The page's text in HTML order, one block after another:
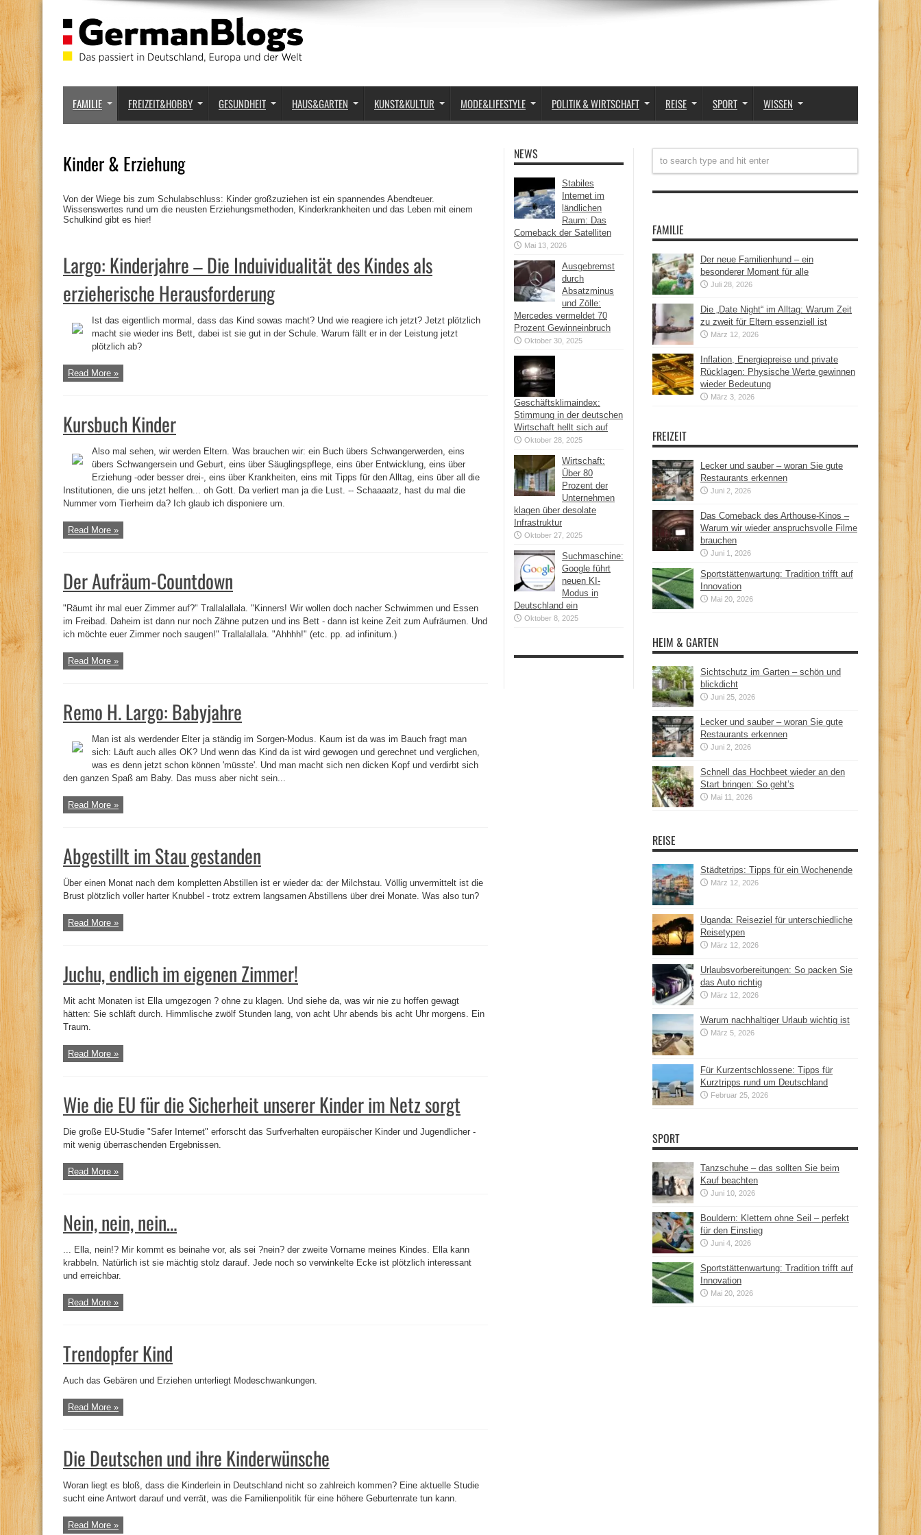
FAMILIE FREIZEIT&HOBBY GESUNDHEIT HAUS&GARTEN KUNST&KULTUR MODE&LIFESTYLE POLITIK & WIRTSCHAFT REISE SPORT WISSEN
Kinder & Erziehung
Von der Wiege bis zum Schulabschluss: Kinder großzuziehen ist ein spannendes Abendteuer.
Wissenswertes rund um die neusten Erziehungsmethoden, Kinderkrankheiten und das Leben mit einem
Schulkind gibt es hier!
Largo: Kinderjahre – Die Induividualität des Kindes als
erzieherische Herausforderung
Ist das eigentlich mormal, dass das Kind sowas macht? Und wie reagiere ich jetzt? Jetzt plötzlich
macht sie wieder ins Bett, dabei ist sie gut in der Schule. Warum fällt er in der Leistung jetzt
plötzlich ab?
Read More »
Kursbuch Kinder
Also mal sehen, wir werden Eltern. Was brauchen wir: ein Buch übers Schwangerwerden, eins
übers Schwangersein und Geburt, eins über Säuglingspflege, eins über Entwicklung, eins über
Erziehung -oder besser drei-, eins über Krankheiten, eins mit Tipps für den Alltag, eins über all die
Institutionen, die uns jetzt helfen... oh Gott. Da verliert man ja die Lust. -- Schaaaatz, hast du mal die
Nummer vom Tierheim da? Ich glaub ich disponiere um.
Read More »
Der Aufräum-Countdown
"Räumt ihr mal euer Zimmer auf?" Trallalallala. "Kinners! Wir wollen doch nacher Schwimmen und Essen
im Freibad. Daheim ist dann nur noch Zähne putzen und ins Bett - dann ist keine Zeit zum Aufräumen. Und
ich möchte euer Zimmer noch saugen!" Trallalallala. "Ahhhh!" (etc. pp. ad infinitum.)
Read More »
Remo H. Largo: Babyjahre
Man ist als werdender Elter ja ständig im Sorgen-Modus. Kaum ist da was im Bauch fragt man
sich: Läuft auch alles OK? Und wenn das Kind da ist wird gewogen und gerechnet und verglichen,
was es denn jetzt schon können 'müsste'. Und man macht sich nen dicken Kopf und verdirbt sich
den ganzen Spaß am Baby. Das muss aber nicht sein...
Read More »
Abgestillt im Stau gestanden
Über einen Monat nach dem kompletten Abstillen ist er wieder da: der Milchstau. Völlig unvermittelt ist die
Brust plötzlich voller harter Knubbel - trotz extrem langsamen Abstillens über drei Monate. Was also tun?
Read More »
Juchu, endlich im eigenen Zimmer!
Mit acht Monaten ist Ella umgezogen ? ohne zu klagen. Und siehe da, was wir nie zu hoffen gewagt
hätten: Sie schläft durch. Himmlische zwölf Stunden lang, von acht Uhr abends bis acht Uhr morgens. Ein
Traum.
Read More »
Wie die EU für die Sicherheit unserer Kinder im Netz sorgt
Die große EU-Studie "Safer Internet" erforscht das Surfverhalten europäischer Kinder und Jugendlicher -
mit wenig überraschenden Ergebnissen.
Read More »
Nein, nein, nein…
... Ella, nein!? Mir kommt es beinahe vor, als sei ?nein? der zweite Vorname meines Kindes. Ella kann
krabbeln. Natürlich ist sie mächtig stolz darauf. Jede noch so verwinkelte Ecke ist plötzlich interessant
und erreichbar.
Read More »
Trendopfer Kind
Auch das Gebären und Erziehen unterliegt Modeschwankungen.
Read More »
Die Deutschen und ihre Kinderwünsche
Woran liegt es bloß, dass die Kinderlein in Deutschland nicht so zahlreich kommen? Eine aktuelle Studie
sucht eine Antwort darauf und verrät, was die Familienpolitik für eine höhere Geburtenrate tun kann.
Read More »
NEWS
Stabiles
Internet im
ländlichen
Raum: Das
Comeback der Satelliten
Mai 13, 2026
Ausgebremst
durch
Absatzminus
und Zölle:
Mercedes vermeldet 70
Prozent Gewinneinbruch
Oktober 30, 2025
Geschäftsklimaindex:
Stimmung in der deutschen
Wirtschaft hellt sich auf
Oktober 28, 2025
Wirtschaft:
Über 80
Prozent der
Unternehmen
klagen über desolate
Infrastruktur
Oktober 27, 2025
Suchmaschine:
Google führt
neuen KI-
Modus in
Deutschland ein
Oktober 8, 2025
FAMILIE
Der neue Familienhund – ein
besonderer Moment für alle
Juli 28, 2026
Die „Date Night“ im Alltag: Warum Zeit
zu zweit für Eltern essenziell ist
März 12, 2026
Inflation, Energiepreise und private
Rücklagen: Physische Werte gewinnen
wieder Bedeutung
März 3, 2026
FREIZEIT
Lecker und sauber – woran Sie gute
Restaurants erkennen
Juni 2, 2026
Das Comeback des Arthouse-Kinos –
Warum wir wieder anspruchsvolle Filme
brauchen
Juni 1, 2026
Sportstättenwartung: Tradition trifft auf
Innovation
Mai 20, 2026
HEIM & GARTEN
Sichtschutz im Garten – schön und
blickdicht
Juni 25, 2026
Lecker und sauber – woran Sie gute
Restaurants erkennen
Juni 2, 2026
Schnell das Hochbeet wieder an den
Start bringen: So geht’s
Mai 11, 2026
REISE
Städtetrips: Tipps für ein Wochenende
März 12, 2026
Uganda: Reiseziel für unterschiedliche
Reisetypen
März 12, 2026
Urlaubsvorbereitungen: So packen Sie
das Auto richtig
März 12, 2026
Warum nachhaltiger Urlaub wichtig ist
März 5, 2026
Für Kurzentschlossene: Tipps für
Kurztripps rund um Deutschland
Februar 25, 2026
SPORT
Tanzschuhe – das sollten Sie beim
Kauf beachten
Juni 10, 2026
Bouldern: Klettern ohne Seil – perfekt
für den Einstieg
Juni 4, 2026
Sportstättenwartung: Tradition trifft auf
Innovation
Mai 20, 2026